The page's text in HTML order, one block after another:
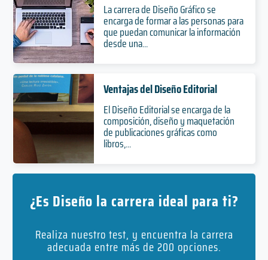
La carrera de Diseño Gráfico se
encarga de formar a las personas para
que puedan comunicar la información
desde una...
Ventajas del Diseño Editorial
El Diseño Editorial se encarga de la
composición, diseño y maquetación
de publicaciones gráficas como
libros,...
¿Es Diseño la carrera ideal para ti?
Realiza nuestro test, y encuentra la carrera
adecuada entre más de 200 opciones.